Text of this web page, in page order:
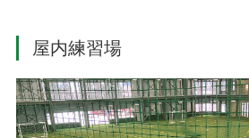
屋内練習場